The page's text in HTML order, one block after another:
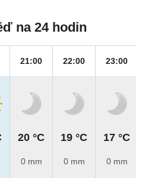
na 24 hodin
21:00
20 °C
0 mm
22:00
19 °C
0 mm
23:00
17 °C
0 mm